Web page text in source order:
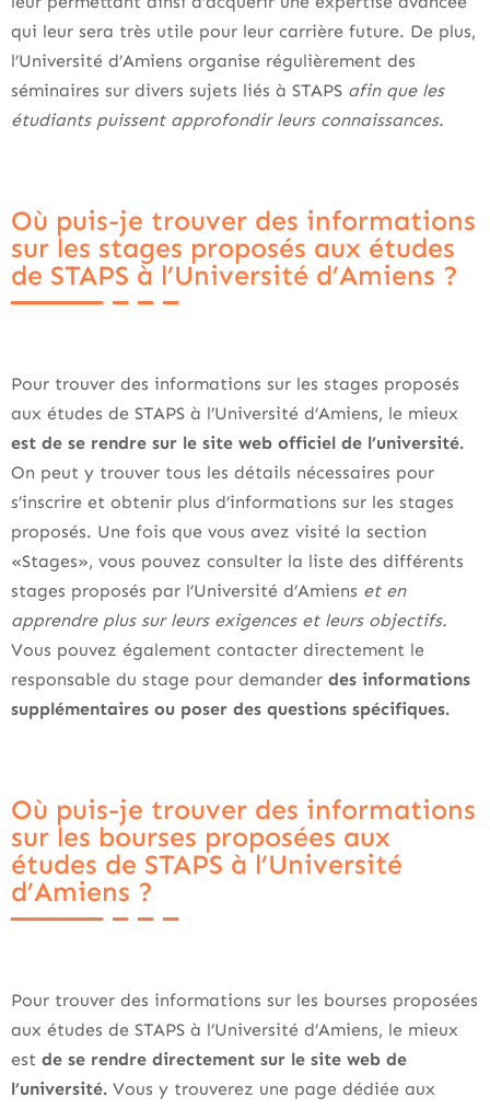
qui leur sera très utile pour leur carrière future. De plus,
l’Université d’Amiens organise régulièrement des
séminaires sur divers sujets liés à STAPS afin que les
étudiants puissent approfondir leurs connaissances.
Où puis-je trouver des informations
sur les stages proposés aux études
de STAPS à l’Université d’Amiens ?
Pour trouver des informations sur les stages proposés
aux études de STAPS à l’Université d’Amiens, le mieux
est de se rendre sur le site web officiel de l’université.
On peut y trouver tous les détails nécessaires pour
s’inscrire et obtenir plus d’informations sur les stages
proposés. Une fois que vous avez visité la section
«Stages», vous pouvez consulter la liste des différents
stages proposés par l’Université d’Amiens et en
apprendre plus sur leurs exigences et leurs objectifs.
Vous pouvez également contacter directement le
responsable du stage pour demander des informations
supplémentaires ou poser des questions spécifiques.
Où puis-je trouver des informations
sur les bourses proposées aux
études de STAPS à l’Université
d’Amiens ?
Pour trouver des informations sur les bourses proposées
aux études de STAPS à l’Université d’Amiens, le mieux
est de se rendre directement sur le site web de
l’université. Vous y trouverez une page dédiée aux